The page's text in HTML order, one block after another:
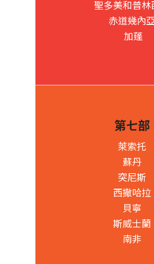
聖多美和普林
赤道幾內
加蓬
第七部
萊索托
蘇丹
突尼斯
西撒哈拉
貝寧
斯威士蘭
南非